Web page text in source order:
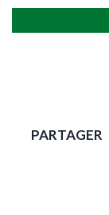
PARTAGER